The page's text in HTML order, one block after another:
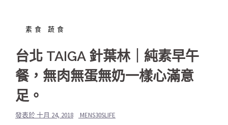
素食 蔬食
台北 TAIGA 針葉林｜純素早午
餐，無肉無蛋無奶一樣心滿意
足。
發表於十月 24, 2018 MENS30SLIFE